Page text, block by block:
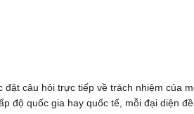
đặt câu hỏi trực tiếp về trách nhiệm của
độ quốc gia hay quốc tế, mỗi đại diện